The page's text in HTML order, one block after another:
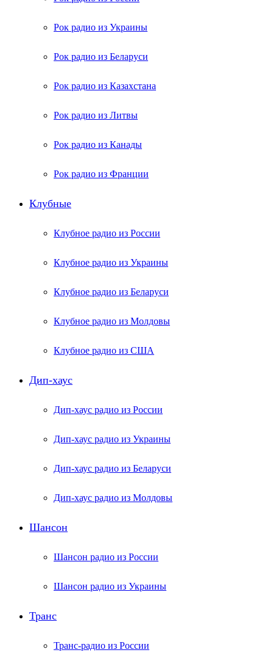
Рок радио из Украины
Рок радио из Беларуси
Рок радио из Казахстана
Рок радио из Литвы
Рок радио из Канады
Рок радио из Франции
Клубные
Клубное радио из России
Клубное радио из Украины
Клубное радио из Беларуси
Клубное радио из Молдовы
Клубное радио из США
Дип-хаус
Дип-хаус радио из России
Дип-хаус радио из Украины
Дип-хаус радио из Беларуси
Дип-хаус радио из Молдовы
Шансон
Шансон радио из России
Шансон радио из Украины
Транс
Транс-радио из России